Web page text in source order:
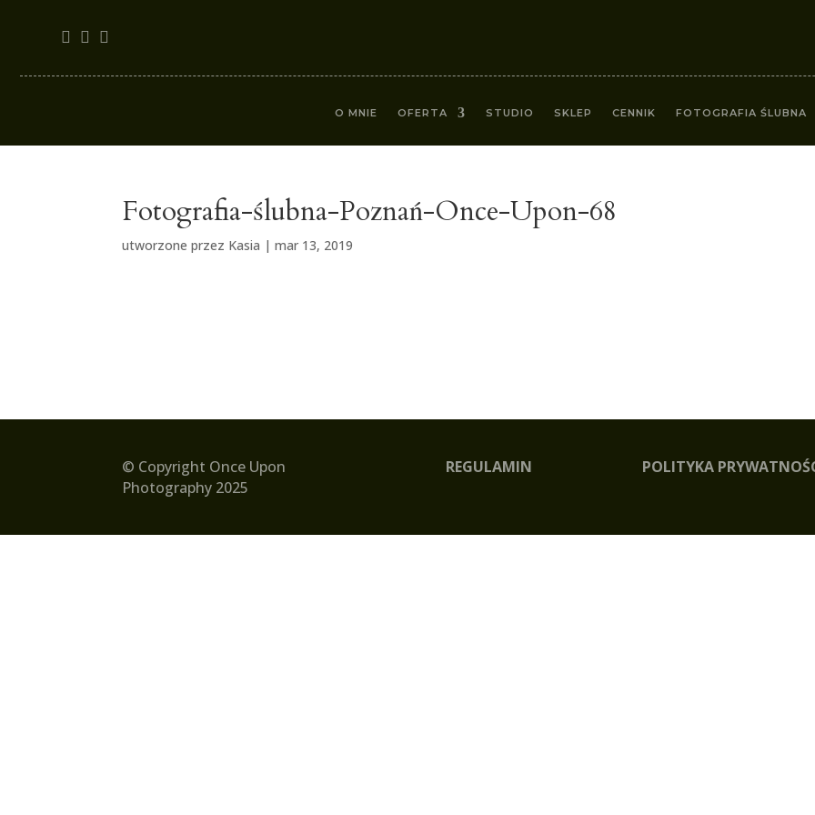
O MNIE OFERTA STUDIO SKLEP CENNIK FOTOGRAFIA ŚLUBNA
Fotografia-ślubna-Poznań-Once-Upon-68
utworzone przez Kasia |mar 13, 2019
© Copyright Once Upon
Photography 2025
REGULAMIN POLITYKA